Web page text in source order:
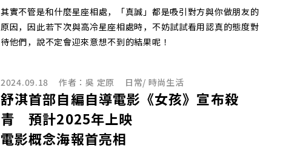
其實不管是和什麼星座相處，「真誠」都是吸引對方與你做朋友的
原因，因此若下次與高冷星座相處時，不妨試試看用認真的態度對
待他們，說不定會迎來意想不到的結果呢！
2024.09.18 作者：吳 定原 日常/ 時尚生活
舒淇首部自編自導電影《女孩》宣布殺
青 預計2025年上映
電影概念海報首亮相